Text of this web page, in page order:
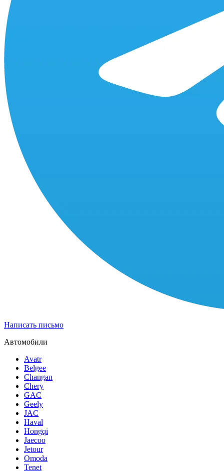
Написать письмо
Автомобили
Avatr
Belgee
Changan
Chery
GAC
Geely
JAC
Haval
Hongqi
Jaecoo
Jetour
Omoda
Tenet